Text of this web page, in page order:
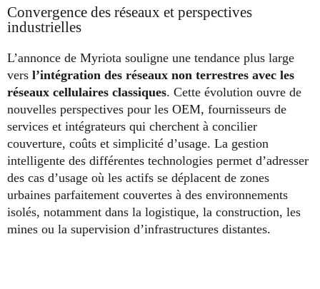
Convergence des réseaux et perspectives
industrielles
L’annonce de Myriota souligne une tendance plus large
vers l’intégration des réseaux non terrestres avec les
réseaux cellulaires classiques. Cette évolution ouvre de
nouvelles perspectives pour les OEM, fournisseurs de
services et intégrateurs qui cherchent à concilier
couverture, coûts et simplicité d’usage. La gestion
intelligente des différentes technologies permet d’adresser
des cas d’usage où les actifs se déplacent de zones
urbaines parfaitement couvertes à des environnements
isolés, notamment dans la logistique, la construction, les
mines ou la supervision d’infrastructures distantes.